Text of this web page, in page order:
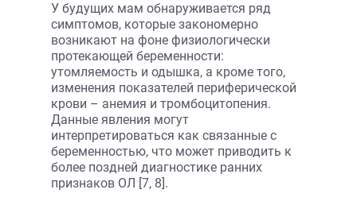
У будущих мам обнаруживается ряд
симптомов, которые закономерно
возникают на фоне физиологически
протекающей беременности:
утомляемость и одышка, а кроме того,
изменения показателей периферической
крови – анемия и тромбоцитопения.
Данные явления могут
интерпретироваться как связанные с
беременностью, что может приводить к
более поздней диагностике ранних
признаков ОЛ [7, 8].